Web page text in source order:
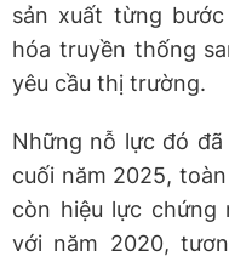
sản xuất từng
hóa truyền thống
yêu cầu thị trường.
Những nỗ lực đó
cuối năm 2025,
còn hiệu lực chứng
với năm 2020,